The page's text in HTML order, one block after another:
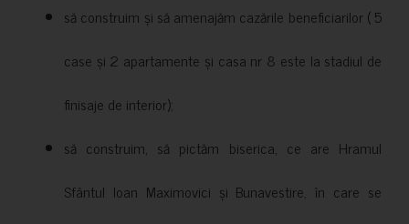
să construim și să amenajăm cazările beneficiarilor ( 5
case și 2 apartamente și casa nr 8 este la stadiul de
finisaje de interior);
să construim, să pictăm biserica, ce are Hramul
Sfântul Ioan Maximovici și Bunavestire, în care se